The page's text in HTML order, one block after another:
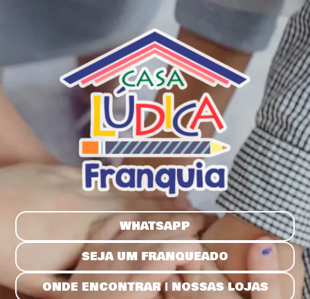
WHATSAPP
SEJA UM FRANQUEADO
ONDE ENCONTRAR | NOSSAS LOJAS